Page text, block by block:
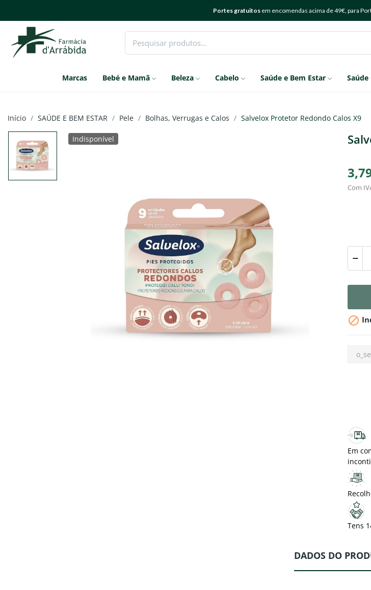
Portes gratuitos em encomendas acima de 49€, para
Marcas Bebé e Mamã Beleza Cabelo Saúde e Bem Estar Saúde
Início SAÚDE E BEM ESTAR Pele Bolhas, Verrugas e Calos Salvelox Protetor Redondo Calos X9
Indisponível
Com

Em
Tens
DADOS DO